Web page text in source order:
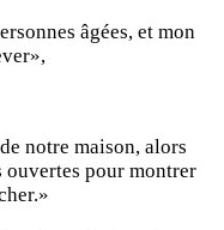
âgées, et mon
notre maison, alors
ouvertes pour montrer